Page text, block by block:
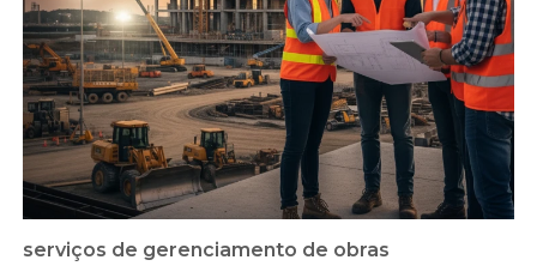
serviços de gerenciamento de obras